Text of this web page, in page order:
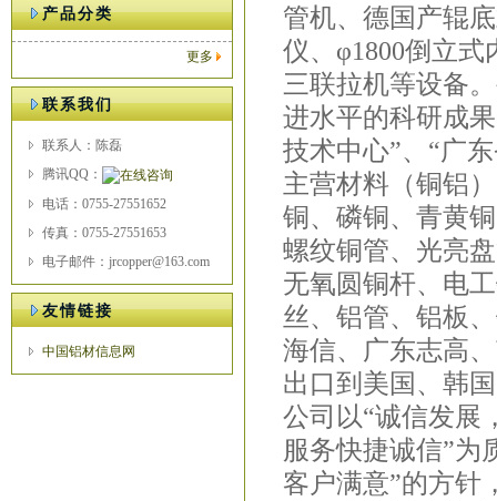
产品分类
更多
联系我们
联系人：陈磊
腾讯QQ：
电话：0755-27551652
传真：0755-27551653
电子邮件：jrcopper@163.com
友情链接
中国铝材信息网
管机、德国产辊
仪、φ1800倒立
三联拉机等设备
进水平的科研成
技术中心”、“广
主营材料（铜铝
铜、磷铜、青黄
螺纹铜管、光亮
无氧圆铜杆、电
丝、铝管、铝板
海信、广东志高
出口到美国、韩
公司以“诚信发展
服务快捷诚信”为
客户满意”的方针